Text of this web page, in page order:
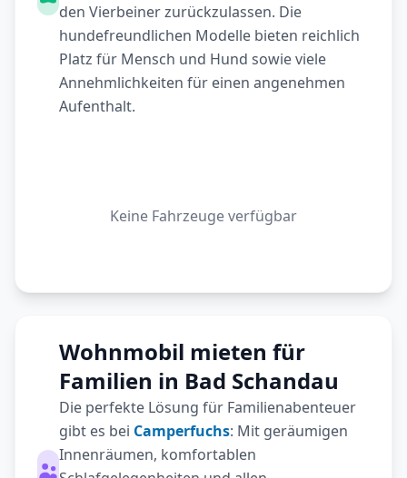
den Vierbeiner zurückzulassen. Die
hundefreundlichen Modelle bieten reichlich
Platz für Mensch und Hund sowie viele
Annehmlichkeiten für einen angenehmen
Aufenthalt.
Keine Fahrzeuge verfügbar
Wohnmobil mieten für
Familien in Bad Schandau
Die perfekte Lösung für Familienabenteuer
gibt es bei Camperfuchs: Mit geräumigen
Innenräumen, komfortablen